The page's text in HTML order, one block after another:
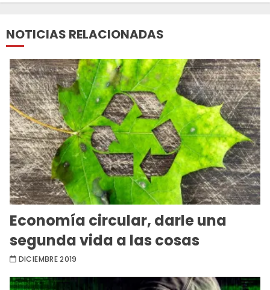
NOTICIAS RELACIONADAS
Economía circular, darle una
segunda vida a las cosas
DICIEMBRE 2019